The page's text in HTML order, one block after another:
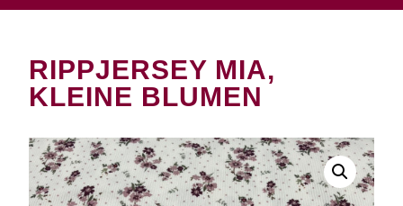
RIPPJERSEY MIA,
KLEINE BLUMEN